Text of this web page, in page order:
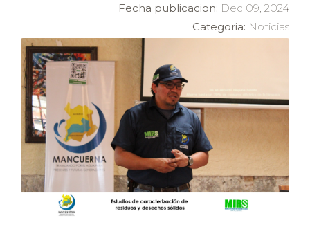
Fecha publicacion: Dec 09, 2024
Categoria: Noticias